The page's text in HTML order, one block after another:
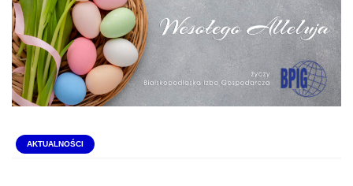
AKTUALNOŚCI